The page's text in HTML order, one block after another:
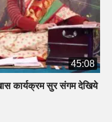
45:08
कार्यक्रम सुर संगम देखिये